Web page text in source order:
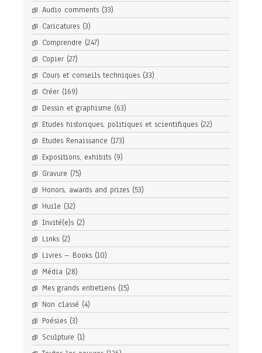
Audio comments (33)
Caricatures (3)
Comprendre (247)
Copier (27)
Cours et conseils techniques (33)
Créer (169)
Dessin et graphisme (63)
Etudes historiques, politiques et scientifiques (22)
Etudes Renaissance (173)
Expositions, exhibits (9)
Gravure (75)
Honors, awards and prizes (53)
Huile (32)
Invité(e)s (2)
Links (2)
Livres – Books (10)
Média (28)
Mes grands entretiens (15)
Non classé (4)
Poésies (3)
Sculpture (1)